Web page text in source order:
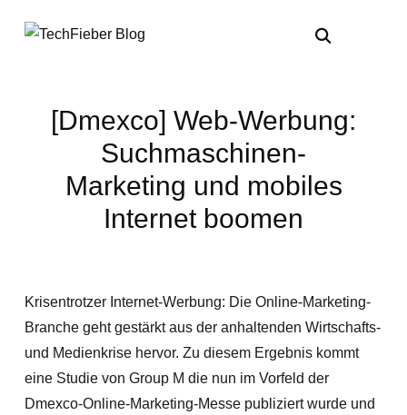
[Dmexco] Web-Werbung:
Suchmaschinen-
Marketing und mobiles
Internet boomen
Krisentrotzer Internet-Werbung: Die Online-Marketing-
Branche geht gestärkt aus der anhaltenden Wirtschafts-
und Medienkrise hervor. Zu diesem Ergebnis kommt
eine Studie von Group M die nun im Vorfeld der
Dmexco-Online-Marketing-Messe publiziert wurde und